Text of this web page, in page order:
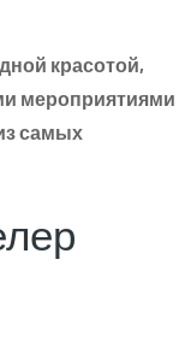
красотой,
мероприятиями
самых